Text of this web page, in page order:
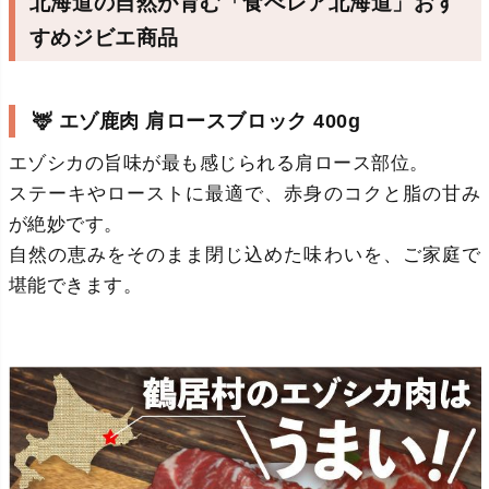
すめジビエ商品
🦌 エゾ鹿肉 肩ロースブロック 400g
エゾシカの旨味が最も感じられる肩ロース部位。
ステーキやローストに最適で、赤身のコクと脂の甘み
が絶妙です。
自然の恵みをそのまま閉じ込めた味わいを、ご家庭で
堪能できます。